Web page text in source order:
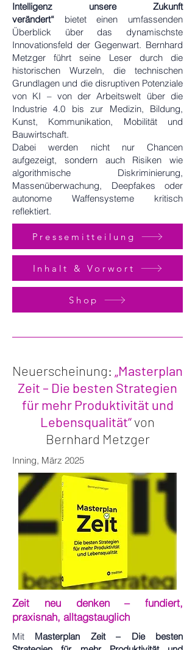
Intelligenz unsere Zukunft
verändert“ bietet einen umfassenden
Überblick über das dynamischste
Innovationsfeld der Gegenwart. Bernhard
Metzger führt seine Leser durch die
historischen Wurzeln, die technischen
Grundlagen und die disruptiven Potenziale
von KI – von der Arbeitswelt über die
Industrie 4.0 bis zur Medizin, Bildung,
Kunst, Kommunikation, Mobilität und
Bauwirtschaft.
Dabei werden nicht nur Chancen
aufgezeigt, sondern auch Risiken wie
algorithmische Diskriminierung,
Massenüberwachung, Deepfakes oder
autonome Waffensysteme kritisch
reflektiert.
Pressemitteilung
Inhalt & Vorwort
Shop
Neuerscheinung: „Masterplan
Zeit – Die besten Strategien
für mehr Produktivität und
Lebensqualität“von
Bernhard Metzger
Inning, März 2025
Zeit neu denken – fundiert,
praxisnah, alltagstauglich
Mit Masterplan Zeit – Die besten